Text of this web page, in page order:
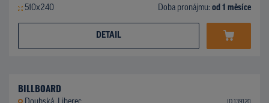
510x240 Doba pronájmu: od 1 měsíce
DETAIL
BILLBOARD